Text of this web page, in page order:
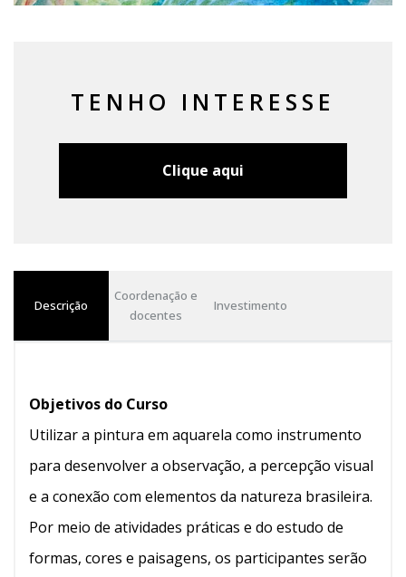
TENHO INTERESSE
Clique aqui
Descrição
Coordenação e
docentes
Investimento
Objetivos do Curso
Utilizar a pintura em aquarela como instrumento
para desenvolver a observação, a percepção visual
e a conexão com elementos da natureza brasileira.
Por meio de atividades práticas e do estudo de
formas, cores e paisagens, os participantes serão